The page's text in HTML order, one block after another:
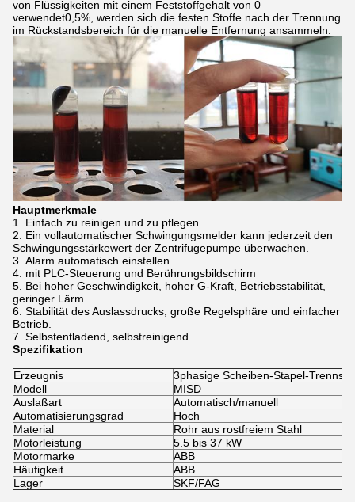
von Flüssigkeiten mit einem Feststoffgehalt von 0
verwendet0,5%, werden sich die festen Stoffe nach der Trennung
im Rückstandsbereich für die manuelle Entfernung ansammeln.
Hauptmerkmale
Einfach zu reinigen und zu pflegen
Ein vollautomatischer Schwingungsmelder kann jederzeit den
Schwingungsstärkewert der Zentrifugepumpe überwachen.
Alarm automatisch einstellen
mit PLC-Steuerung und Berührungsbildschirm
Bei hoher Geschwindigkeit, hoher G-Kraft, Betriebsstabilität,
geringer Lärm
Stabilität des Auslassdrucks, große Regelsphäre und einfacher
Betrieb.
Selbstentladend, selbstreinigend.
Spezifikation
Erzeugnis
3phasige Scheiben-Stapel-
Modell
MISD
Auslaßart
Automatisch/manuell
Automatisierungsgrad
Hoch
Material
Rohr aus rostfreiem Stahl
Motorleistung
5.5 bis 37 kW
Motormarke
ABB
Häufigkeit
ABB
Lager
SKF/FAG